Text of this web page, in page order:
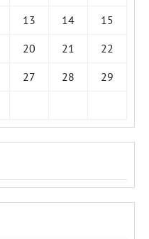
13 14
15
20 21
22
27 28
29